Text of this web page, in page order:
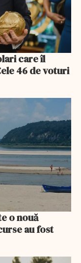
care îl
46 de voturi
o nouă
au fost